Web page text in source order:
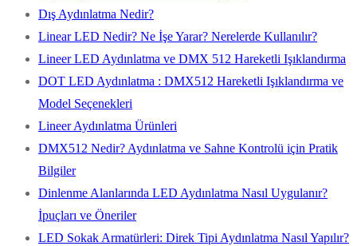
Dış Aydınlatma Nedir?
Linear LED Nedir? Ne İşe Yarar? Nerelerde Kullanılır?
Lineer LED Aydınlatma ve DMX 512 Hareketli Işıklandırma
DOT LED Aydınlatma : DMX512 Hareketli Işıklandırma ve
Model Seçenekleri
Lineer Aydınlatma Ürünleri
DMX512 Nedir? Aydınlatma ve Sahne Kontrolü için Pratik
Bilgiler
Dinlenme Alanlarında LED Aydınlatma Nasıl Uygulanır?
İpuçları ve Öneriler
LED Sokak Armatürleri: Direk Tipi Aydınlatma Nasıl Yapılır?